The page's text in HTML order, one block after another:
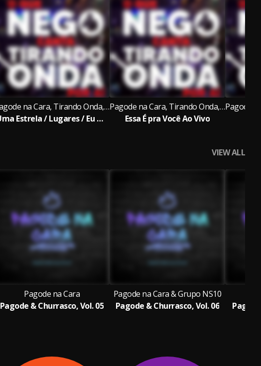
Pagode na Cara, Tirando Onda, Nego Branco
Uma Estrela / Lugares / Eu Tenho Muito Mais / To Carente, Meu Bem Ao Vivo
Pagode na Cara, Tirando Onda, Nego Branco
Essa É pra Você Ao Vivo
VIEW ALL
Pagode na Cara
Pagode & Churrasco, Vol. 05
Pagode na Cara & Grupo NS10
Pagode & Churrasco, Vol. 06